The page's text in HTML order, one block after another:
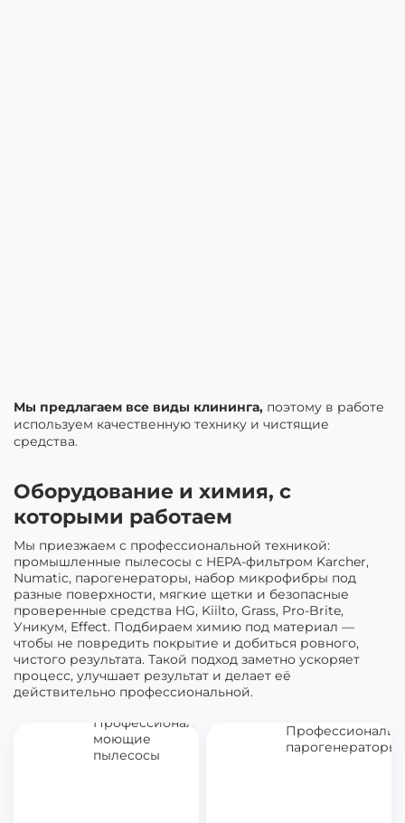
Мы предлагаем все виды клининга, поэтому в работе
используем качественную технику и чистящие
средства.
Оборудование и химия, с
которыми работаем
Мы приезжаем с профессиональной техникой:
промышленные пылесосы с HEPA-фильтром Karcher,
Numatic, парогенераторы, набор микрофибры под
разные поверхности, мягкие щетки и безопасные
проверенные средства HG, Kiilto, Grass, Pro-Brite,
Уникум, Effect. Подбираем химию под материал —
чтобы не повредить покрытие и добиться ровного,
чистого результата. Такой подход заметно ускоряет
процесс, улучшает результат и делает её
действительно профессиональной.